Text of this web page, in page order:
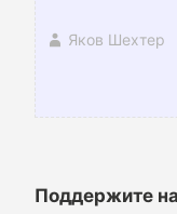
Яков Шехтер
Поддержите